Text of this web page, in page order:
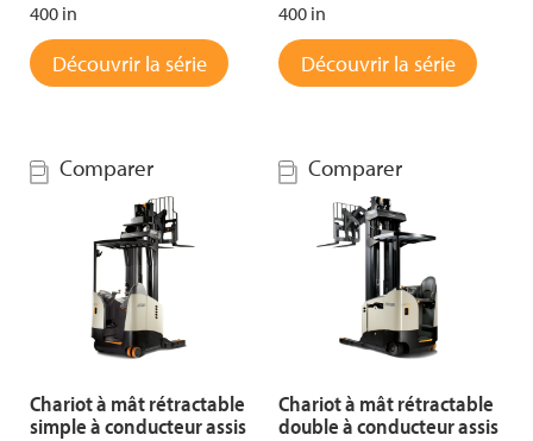
400 in
Découvrir la série
400 in
Découvrir la série
Comparer
Chariot à mât rétractable
simple à conducteur assis
Comparer
Chariot à mât rétractable
double à conducteur assis